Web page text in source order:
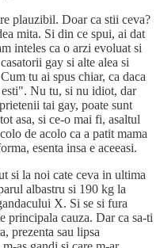
plauzibil. Doar ca stii ceva?
mita. Si din ce spui, ai dat
inteles ca o arzi evoluat si
gay si alte alea si
tu ai spus chiar, ca daca
Nu tu, si nu idiot, dar
tai gay, poate sunt
asa, si ce-o mai fi, asaltul
de acolo ca a patit mama
esenta insa e aceeasi.
si la noi cate ceva in ultima
albastru si 190 kg la
X. Si se si fura
principala cauza. Dar ca sa-ti
prezenta sau lipsa